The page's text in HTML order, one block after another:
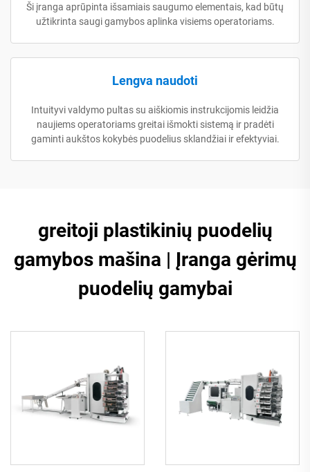
Ši įranga aprūpinta išsamiais saugumo elementais, kad būtų
užtikrinta saugi gamybos aplinka visiems operatoriams.
Lengva naudoti
Intuityvi valdymo pultas su aiškiomis instrukcijomis leidžia
naujiems operatoriams greitai išmokti sistemą ir pradėti
gaminti aukštos kokybės puodelius sklandžiai ir efektyviai.
greitoji plastikinių puodelių
gamybos mašina | Įranga gėrimų
puodelių gamybai